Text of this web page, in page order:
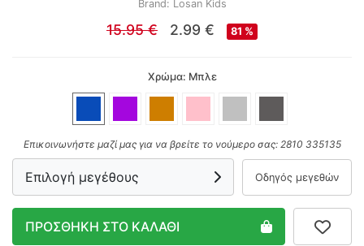
Brand: Losan Kids
15.95 € 2.99 € 81 %
Χρώμα: Μπλε
Επικοινωνήστε μαζί μας για να βρείτε το νούμερο σας: 2810 335135
Επιλογή μεγέθους Οδηγός μεγεθών
ΠΡΟΣΘΗΚΗ ΣΤΟ ΚΑΛΑΘΙ
Losan
Losan Kids
M & S